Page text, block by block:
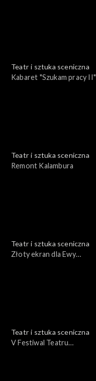
Teatr i sztuka sceniczna
Kabaret "Szukam pracy II"
Teatr i sztuka sceniczna
Remont Kalambura
Teatr i sztuka sceniczna
Złoty ekran dla Ewy
Teatr i sztuka sceniczna
V Festiwal Teatru